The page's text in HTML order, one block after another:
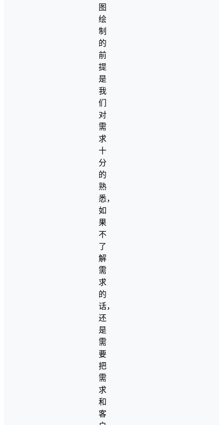
图
绘
制
的
前
提
是
我
们
对
需
求
十
分
的
熟
悉，
如
果
不
了
解
需
求
的
话，
还
是
需
要
把
需
求
和
客